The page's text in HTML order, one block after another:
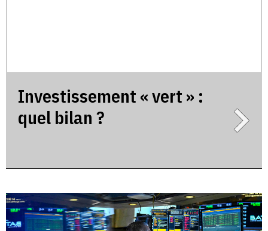
Investissement « vert » :
quel bilan ?